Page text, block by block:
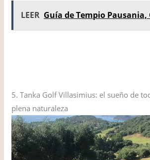
LEER Guía de Tempio Pausania,
5. Tanka Golf Villasimius: el sueño de
plena naturaleza